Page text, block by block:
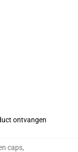
ontvangen
caps,